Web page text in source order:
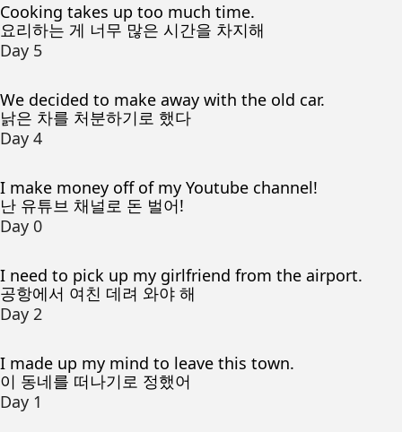
Cooking takes up too much time.
요리하는 게 너무 많은 시간을 차지해
Day 5
We decided to make away with the old car.
낡은 차를 처분하기로 했다
Day 4
I make money off of my Youtube channel!
난 유튜브 채널로 돈 벌어!
Day 0
I need to pick up my girlfriend from the airport.
공항에서 여친 데려 와야 해
Day 2
I made up my mind to leave this town.
이 동네를 떠나기로 정했어
Day 1